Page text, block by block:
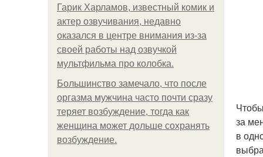
Гарик Харламов, известный комик и
актер озвучивания, недавно
оказался в центре внимания из-за
своей работы над озвучкой
мультфильма про колобка.
Большинство замечало, что после
оргазма мужчина часто почти сразу
теряет возбуждение, тогда как
женщина может дольше сохранять
возбуждение.
за
в